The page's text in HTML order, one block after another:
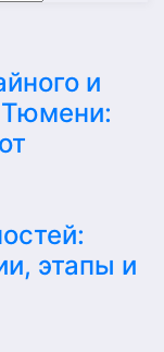
и
Тюмени:
этапы и